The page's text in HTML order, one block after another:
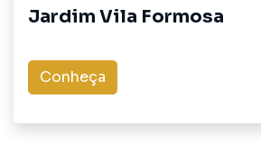
cerâmica de qualidade adicionam um
**Localização Privilegiada: Viva Perto
Jardim Vila Formosa
Conheça